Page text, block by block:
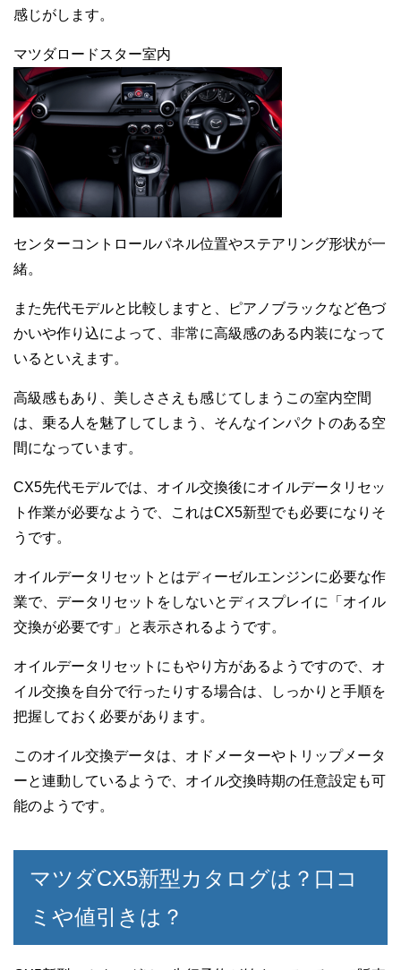
感じがします。
マツダロードスター室内
センターコントロールパネル位置やステアリング形状が一
緒。
また先代モデルと比較しますと、ピアノブラックなど色づ
かいや作り込によって、非常に高級感のある内装になって
いるといえます。
高級感もあり、美しささえも感じてしまうこの室内空間
は、乗る人を魅了してしまう、そんなインパクトのある空
間になっています。
CX5先代モデルでは、オイル交換後にオイルデータリセッ
ト作業が必要なようで、これはCX5新型でも必要になりそ
うです。
オイルデータリセットとはディーゼルエンジンに必要な作
業で、データリセットをしないとディスプレイに「オイル
交換が必要です」と表示されるようです。
オイルデータリセットにもやり方があるようですので、オ
イル交換を自分で行ったりする場合は、しっかりと手順を
把握しておく必要があります。
このオイル交換データは、オドメーターやトリップメータ
ーと連動しているようで、オイル交換時期の任意設定も可
能のようです。
マツダCX5新型カタログは？口コ
ミや値引きは？